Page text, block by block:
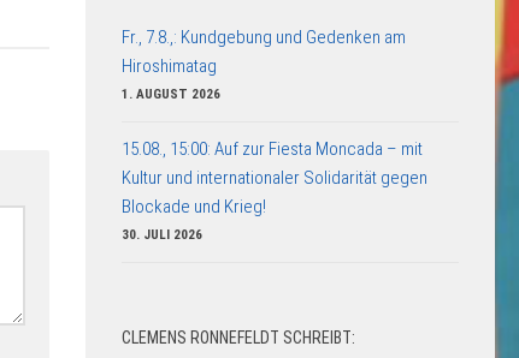
Fr., 7.8.,: Kundgebung und Gedenken am
Hiroshimatag
1. AUGUST 2026
15.08., 15:00: Auf zur Fiesta Moncada – mit
Kultur und internationaler Solidarität gegen
Blockade und Krieg!
30. JULI 2026
CLEMENS RONNEFELDT SCHREIBT: